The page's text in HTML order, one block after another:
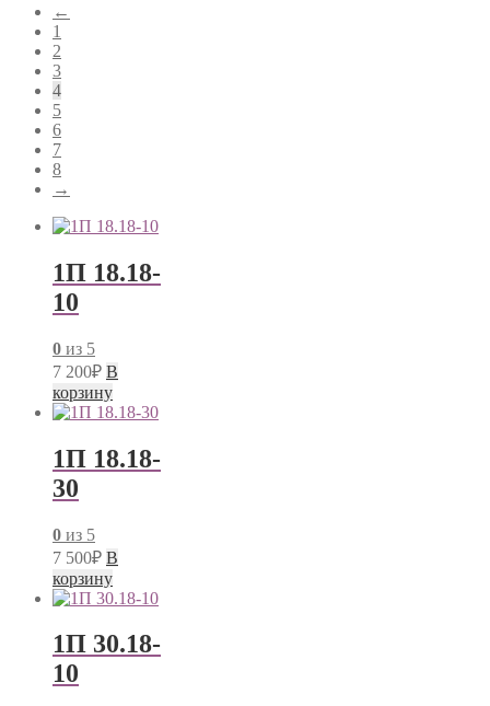
←
1
2
3
4
5
6
7
8
→
1П 18.18-
10
0 из 5
7 200₽ В
корзину
1П 18.18-
30
0 из 5
7 500₽ В
корзину
1П 30.18-
10